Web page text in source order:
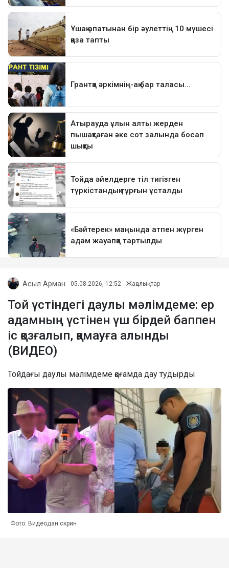
Асыл Арман 05.08.2026, 12:52 Жаңалықтар
Той үстіндегі даулы мәлімдеме: ер
адамның үстінен үш бірдей баппен
іс қозғалып, қамауға алынды
(ВИДЕО)
Тойдағы даулы мәлімдеме қоғамда дау тудырды
Фото: Видеодан скрин